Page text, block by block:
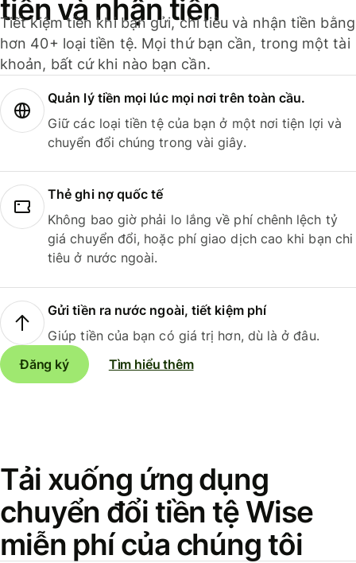
tiền và nhận tiền
Tiết kiệm tiền khi bạn gửi, chi tiêu và nhận tiền bằng
hơn 40+ loại tiền tệ. Mọi thứ bạn cần, trong một tài
khoản, bất cứ khi nào bạn cần.
Quản lý tiền mọi lúc mọi nơi trên toàn cầu.
Giữ các loại tiền tệ của bạn ở một nơi tiện lợi và
chuyển đổi chúng trong vài giây.
Thẻ ghi nợ quốc tế
Không bao giờ phải lo lắng về phí chênh lệch tỷ
giá chuyển đổi, hoặc phí giao dịch cao khi bạn chi
tiêu ở nước ngoài.
Gửi tiền ra nước ngoài, tiết kiệm phí
Giúp tiền của bạn có giá trị hơn, dù là ở đâu.
Đăng ký
Tìm hiểu thêm
Tải xuống ứng dụng
chuyển đổi tiền tệ Wise
miễn phí của chúng tôi